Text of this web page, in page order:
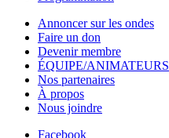
Annoncer sur les ondes
Faire un don
Devenir membre
ÉQUIPE/ANIMATEURS
Nos partenaires
À propos
Nous joindre
Facebook